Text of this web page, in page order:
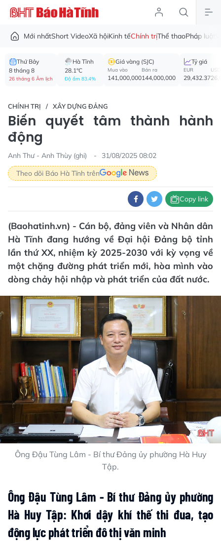
Mới nhấtShort VideoXã hộiKinh tếChính trịThể thaoPháp luật
Thứ Bảy
8 tháng 8
26 tháng 6 Âm lịch
Hà Tĩnh
28.1°C
Độ ẩm 83.4%
Giá vàng (SJC)
Mua vào
141,000,000
Bán ra
144,000,000
Tỷ giá
EUR
29,432.37
USD
CHÍNH TRỊ XÂY DỰNG ĐẢNG
Biến quyết tâm thành hành
động
Anh Thư - Anh Thùy (ghi)
31/08/2025 08:02
Theo dõi Báo Hà Tĩnh trên
Copy link
(Baohatinh.vn) - Cán bộ, đảng viên và Nhân dân
Hà Tĩnh đang hướng về Đại hội Đảng bộ tỉnh
lần thứ XX, nhiệm kỳ 2025-2030 với kỳ vọng về
một chặng đường phát triển mới, hòa mình vào
dòng chảy hội nhập và phát triển của đất nước.
Ông Đậu Tùng Lâm - Bí thư Đảng ủy phường Hà Huy
Tập.
Ông Đậu Tùng Lâm - Bí thư Đảng ủy phường
Hà Huy Tập: Khơi dậy khí thế thi đua, tạo
động lựcphát triển đô thị văn minh